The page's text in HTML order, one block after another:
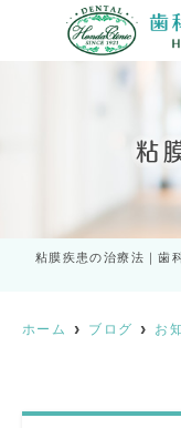
粘
粘膜疾患の治療法｜歯
ホーム ブログ お